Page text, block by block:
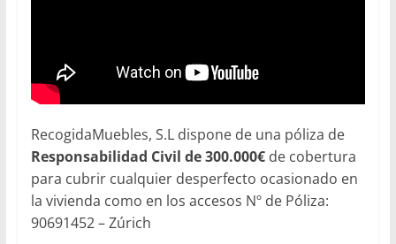
RecogidaMuebles, S.L dispone de una póliza de
Responsabilidad Civil de 300.000€de cobertura
para cubrir cualquier desperfecto ocasionado en
la vivienda como en los accesos Nº de Póliza:
90691452 – Zúrich